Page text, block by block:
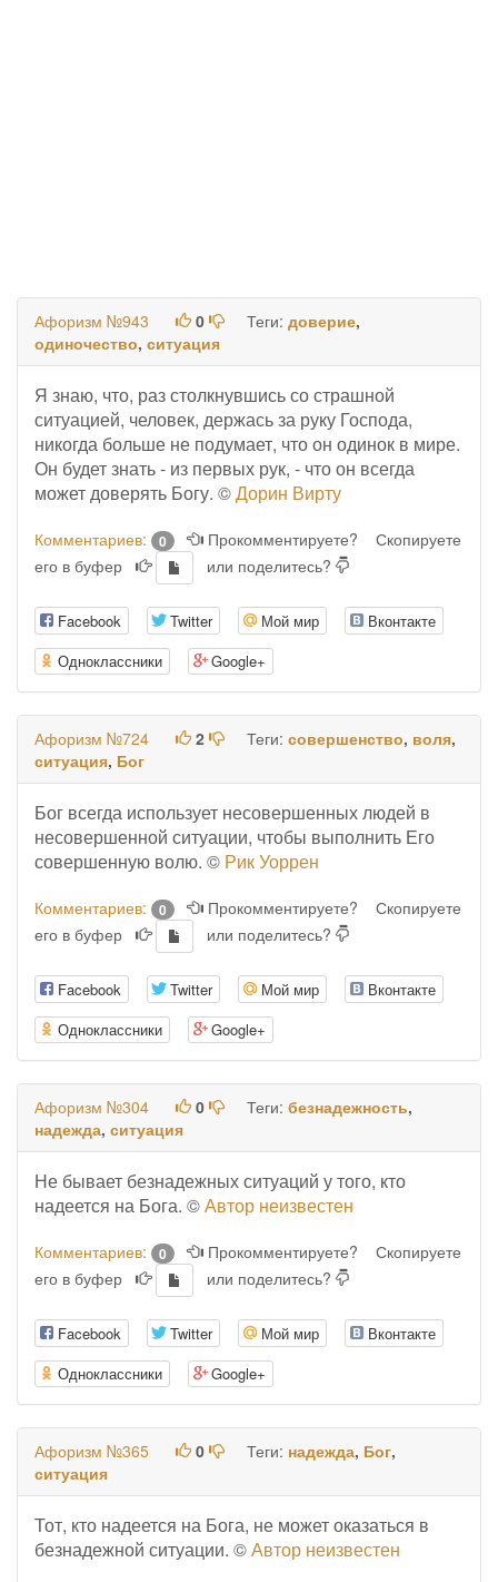
Афоризм №943 0 Теги: доверие,
одиночество, ситуация
Я знаю, что, раз столкнувшись со страшной
ситуацией, человек, держась за руку Господа,
никогда больше не подумает, что он одинок в мире.
Он будет знать - из первых рук, - что он всегда
может доверять Богу. ©Дорин Вирту
Комментариев: 0 Прокомментируете?
Скопируете
его в буфер
или поделитесь?
Facebook Twitter Мой мир
Вконтакте
Одноклассники
Google+
Афоризм №724 2 Теги: совершенство, воля,
ситуация, Бог
Бог всегда использует несовершенных людей в
несовершенной ситуации, чтобы выполнить Его
совершенную волю. © Рик Уоррен
Комментариев: 0 Прокомментируете?
Скопируете
его в буфер
или поделитесь?
Facebook Twitter Мой мир
Вконтакте
Одноклассники
Google+
Афоризм №304 0 Теги: безнадежность,
надежда, ситуация
Не бывает безнадежных ситуаций у того, кто
надеется на Бога. ©Автор неизвестен
Комментариев: 0 Прокомментируете?
Скопируете
его в буфер
или поделитесь?
Facebook Twitter Мой мир
Вконтакте
Одноклассники
Google+
Афоризм №365 0 Теги: надежда, Бог,
ситуация
Тот, кто надеется на Бога, не может оказаться в
безнадежной ситуации. ©Автор неизвестен